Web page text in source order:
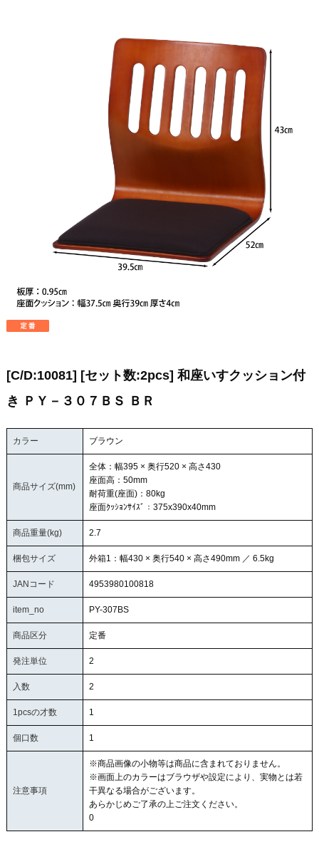
[C/D:10081] [セット数:2pcs] 和座いすクッション付
き ＰＹ－３０７ＢＳ ＢＲ
カラー ブラウン
商品サイズ(mm)
全体：幅395 × 奥行520 × 高さ430
座面高：50mm
耐荷重(座面)：80kg
座面ｸｯｼｮﾝｻｲｽﾞ：375x390x40mm
商品重量(kg) 2.7
梱包サイズ 外箱1：幅430 × 奥行540 × 高さ490mm ／ 6.5kg
JANコード 4953980100818
item_no PY-307BS
商品区分 定番
発注単位 2
入数 2
1pcsの才数 1
個口数 1
注意事項
※商品画像の小物等は商品に含まれておりません。
※画面上のカラーはブラウザや設定により、実物とは若
干異なる場合がございます。
あらかじめご了承の上ご注文ください。
0